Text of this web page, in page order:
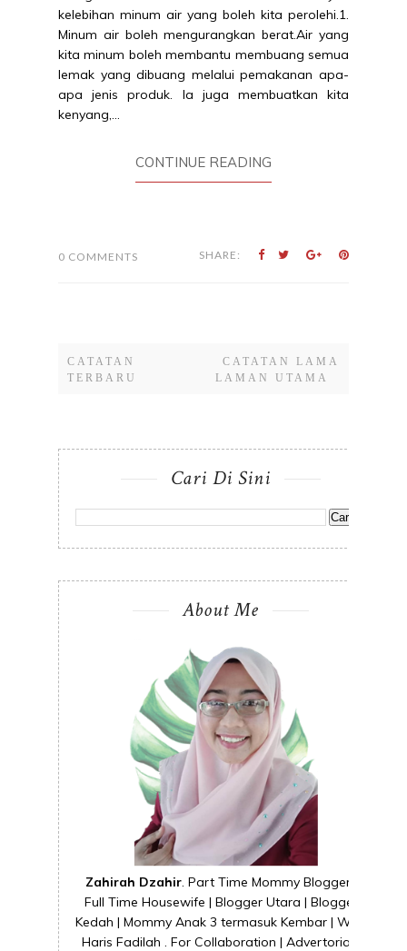
kelebihan minum air yang boleh kita perolehi.1.
Minum air boleh mengurangkan berat.Air yang
kita minum boleh membantu membuang semua
lemak yang dibuang melalui pemakanan apa-
apa jenis produk. Ia juga membuatkan kita
kenyang,...
CONTINUE READING
0 COMMENTS SHARE:
CATATAN
TERBARU
CATATAN LAMA
LAMAN UTAMA
Cari Di Sini
About Me
Zahirah Dzahir. Part Time Mommy Blogger |
Full Time Housewife | Blogger Utara | Blogger
Kedah | Mommy Anak 3 termasuk Kembar | Wife
Haris Fadilah . For Collaboration | Advertorial |